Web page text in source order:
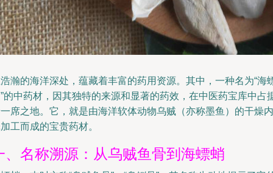
瀚的海洋深处，蕴藏着丰富的药用资源。其中，一种名为“海
的中药材，因其独特的来源和显著的药效，在中医药宝库中占
席之地。它，就是由海洋软体动物乌贼（亦称墨鱼）的干燥内
工而成的宝贵药材。
、名称溯源：从乌贼鱼骨到海螵蛸